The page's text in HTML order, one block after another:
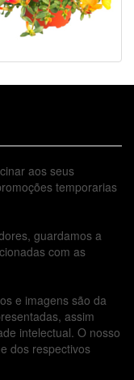
aos seus
temporarias
guardamos a
com as
e imagens são da
assim
intelectual. O nosso
dos respectivos